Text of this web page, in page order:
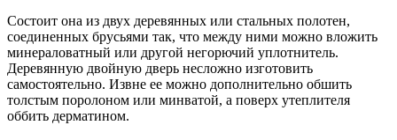
Состоит она из двух деревянных или стальных полотен,
соединенных брусьями так, что между ними можно вложить
минераловатный или другой негорючий уплотнитель.
Деревянную двойную дверь несложно изготовить
самостоятельно. Извне ее можно дополнительно обшить
толстым поролоном или минватой, а поверх утеплителя
оббить дерматином.